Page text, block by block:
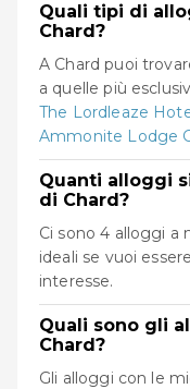
Quali tipi di
Chard?
A Chard puoi
a quelle più
The Lordleaze
Ammonite Lodge
Quanti alloggi
di Chard?
Ci sono 4 alloggi a
ideali se vuoi
interesse.
Quali sono gli
Chard?
Gli alloggi con le